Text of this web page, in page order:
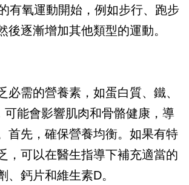
有氧運動開始，例如步行、跑步
後逐漸增加其他類型的運動。
必需的營養素，如蛋白質、鐵、
可能會影響肌肉和骨骼健康，導
首先，確保營養均衡。如果有特
，可以在醫生指導下補充適當的
、鈣片和維生素D。